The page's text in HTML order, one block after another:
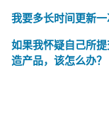
我要多长时间更新一
如果我怀疑自己所
造产品，该怎么办？